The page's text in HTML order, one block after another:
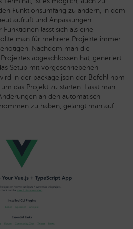
Funktionsumfang zu ändern, in dem
aufruft und Anpassungen
lässt sich als eine
man für mehrere Projekte immer
Nachdem man die
abgeschlossen hat, generiert
Setup mit vorgeschriebenen
in der package.json der Befehl npm
das Projekt zu starten. Lässt man
an den automatisch
zu haben, gelangt man auf